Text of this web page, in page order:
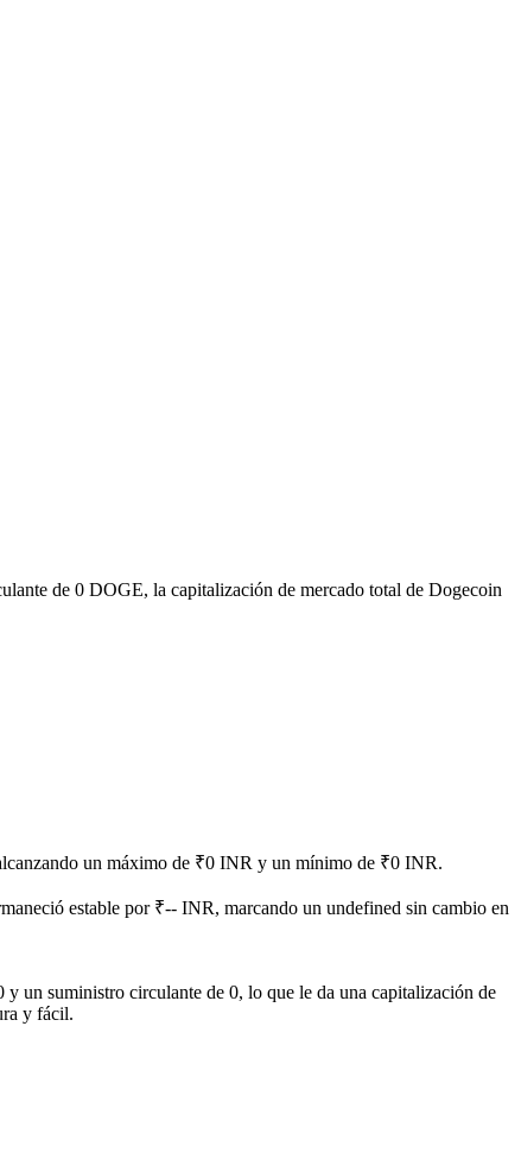
de 0 DOGE, la capitalización de mercado total de Dogecoin
un máximo de ₹0 INR y un mínimo de ₹0 INR.
estable por ₹-- INR, marcando un undefined sin cambio en
un suministro circulante de 0, lo que le da una capitalización de
y fácil.